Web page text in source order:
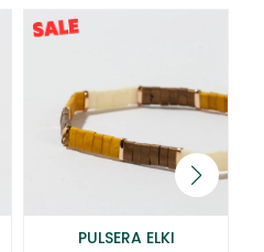
PULSERA ELKI